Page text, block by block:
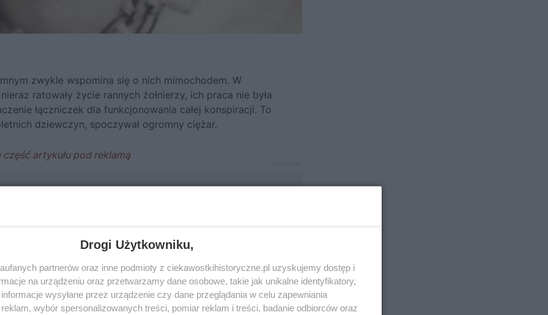
zwykle wspomina się o nich mimochodem. W
ratowały życie rannych żołnierzy, ich praca nie była
łączniczek dla funkcjonowania całej konspiracji. To
dziewczyn, spoczywał ogromny ciężar.
Drogi Użytkowniku,
partnerów oraz inne podmioty z ciekawostkihistoryczne.pl uzyskujemy dostęp i
na urządzeniu oraz przetwarzamy dane osobowe, takie jak unikalne identyfikatory,
wysyłane przez urządzenie czy dane przeglądania w celu zapewniania
wybór spersonalizowanych treści, pomiar reklam i treści, badanie odbiorców oraz